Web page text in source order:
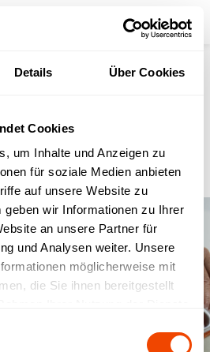
Details Über Cookies
Cookies
um Inhalte und Anzeigen zu
für soziale Medien anbieten
auf unsere Website zu
geben wir Informationen zu Ihrer
an unsere Partner für
und Analysen weiter. Unsere
möglicherweise mit
die Sie ihnen bereitgestellt
Login
durch vielfältige Systemlösungen,
Temperatursicherheit, Hygiene